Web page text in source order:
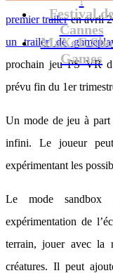
Festival
Cannes
MaXoE
Games
premier traileren avril
un trailer de
prochain jeu PS VR
prévu fin du 1er
Un mode de jeu à part
infini. Le joueur
expérimentant les
Le mode sandbox
expérimentation de
terrain, jouer avec la
créatures. Il peut